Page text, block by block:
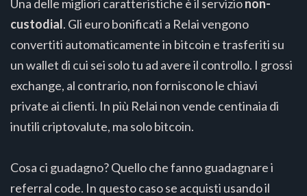
Una delle migliori caratteristiche è il servizionon-
custodial. Gli euro bonificati a Relai vengono
convertiti automaticamente in bitcoin e trasferiti su
un wallet di cui sei solo tu ad avere il controllo. I grossi
exchange, al contrario, non forniscono le chiavi
private ai clienti. In più Relai non vende centinaia di
inutili criptovalute, ma solo bitcoin.
Cosa ci guadagno? Quello che fanno guadagnare i
referral code. In questo caso se acquisti usando il